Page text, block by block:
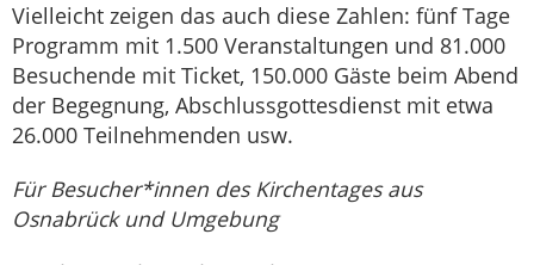
Vielleicht zeigen das auch diese Zahlen: fünf Tage
Programm mit 1.500 Veranstaltungen und 81.000
Besuchende mit Ticket, 150.000 Gäste beim Abend
der Begegnung, Abschlussgottesdienst mit etwa
26.000 Teilnehmenden usw.
Für Besucher*innen des Kirchentages aus
Osnabrück und Umgebung